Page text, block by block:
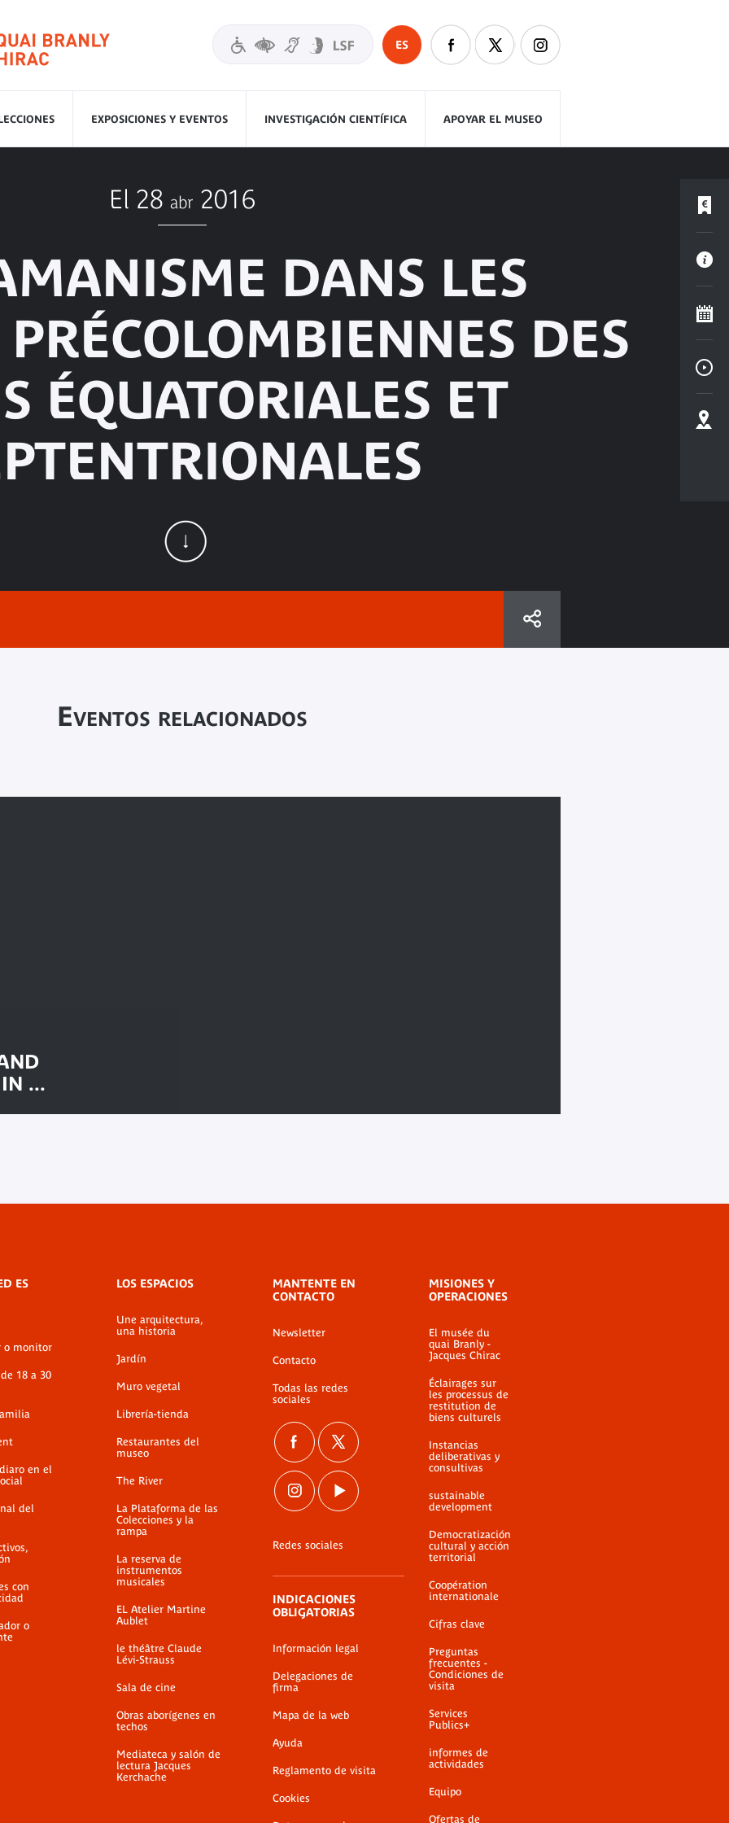
ES
EXPOSICIONES Y EVENTOS INVESTIGACIÓN CIENTÍFICA APOYAR EL MUSEO
El 28 abr 2016
DANS LES
DES
ÉQUATORIALES ET
Eventos relacionados
...
ES
o monitor
18 a 30
en el
del
con
o
LOS ESPACIOS
Une arquitectura,
una historia
Jardín
Muro vegetal
Librería-tienda
Restaurantes del
museo
The River
La Plataforma de las
Colecciones y la
rampa
La reserva de
instrumentos
musicales
EL Atelier Martine
Aublet
le théâtre Claude
Lévi-Strauss
Sala de cine
Obras aborígenes en
techos
Mediateca y salón de
lectura Jacques
Kerchache
MANTENTE EN
CONTACTO
Newsletter
Contacto
Todas las redes
sociales
Redes sociales
INDICACIONES
OBLIGATORIAS
Información legal
Delegaciones de
firma
Mapa de la web
Ayuda
Reglamento de visita
Cookies
MISIONES Y
OPERACIONES
El musée du
quai Branly -
Jacques Chirac
Éclairages sur
les processus de
restitution de
biens culturels
Instancias
deliberativas y
consultivas
sustainable
development
Democratización
cultural y acción
territorial
Coopération
internationale
Cifras clave
Preguntas
frecuentes -
Condiciones de
visita
Services
Publics+
informes de
actividades
Equipo
Ofertas de